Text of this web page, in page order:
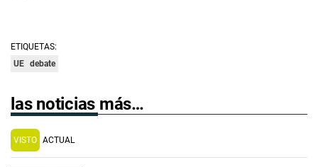
ETIQUETAS:
UE debate
las noticias más…
VISTO ACTUAL